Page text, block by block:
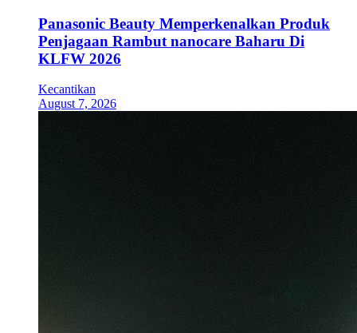
Panasonic Beauty Memperkenalkan Produk
Penjagaan Rambut nanocare Baharu Di
KLFW 2026
Kecantikan
August 7, 2026